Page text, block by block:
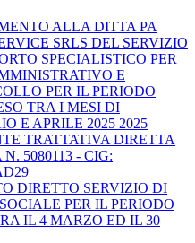
ALLA DITTA PA
SRLS DEL SERVIZIO
SPECIALISTICO PER
E
PER IL PERIODO
TRA I MESI DI
E APRILE 2025 2025
TRATTATIVA DIRETTA
5080113 - CIG:
DIRETTO SERVIZIO DI
PER IL PERIODO
IL 4 MARZO ED IL 30